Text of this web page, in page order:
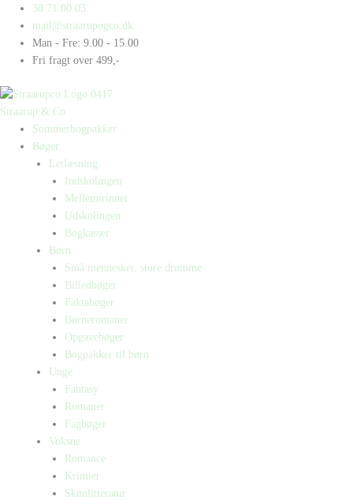
indholdet
30 71 00 03
mail@straarupogco.dk
Man - Fre: 9.00 - 15.00
Fri fragt over 499,-
Straarup & Co
Sommerbogpakker
Bøger
Letlæsning
Indskolingen
Mellemtrinnet
Udskolingen
Bogkasser
Børn
Små mennesker, store drømme
Billedbøger
Faktabøger
Børneromaner
Opgavebøger
Bogpakker til børn
Unge
Fantasy
Romaner
Fagbøger
Voksne
Romance
Krimier
Skønlitteratur
Products
search
Products
search
sport